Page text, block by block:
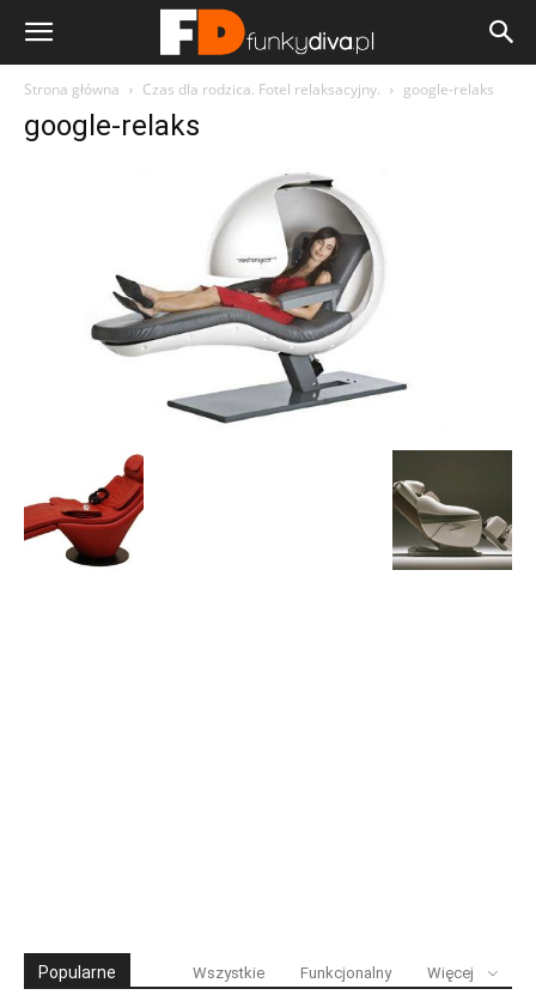
Strona główna Czas dla rodzica. Fotel relaksacyjny. google-relaks
google-relaks
Popularne Wszystkie Funkcjonalny Więcej